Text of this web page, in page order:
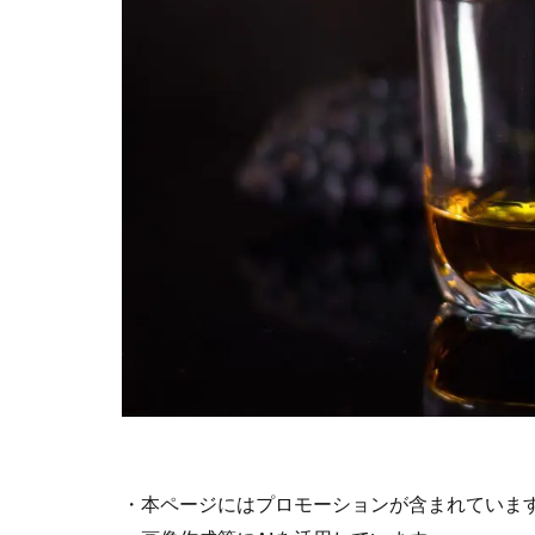
・本ページにはプロモーションが含まれていま